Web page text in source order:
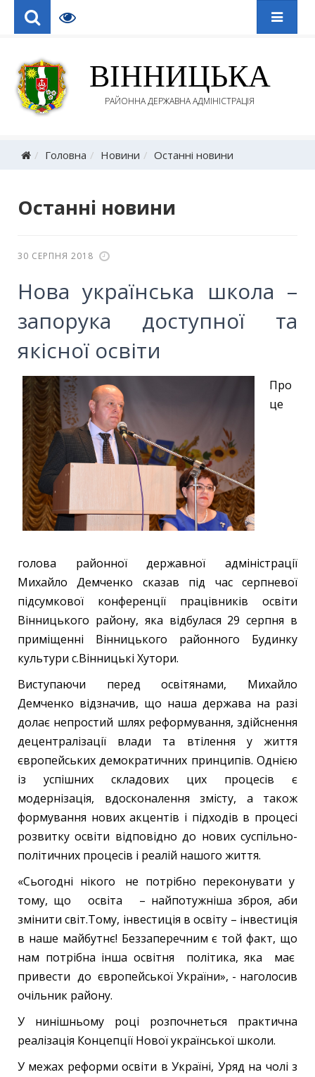
ВІННИЦЬКА
РАЙОННА ДЕРЖАВНА АДМІНІСТРАЦІЯ
Головна Новини Останні новини
Останні новини
30 СЕРПНЯ 2018
Нова українська школа –
запорука доступної та
якісної освіти
Про
це
голова районної державної адміністрації
Михайло Демченко сказав під час серпневої
підсумкової конференції працівників освіти
Вінницького району, яка відбулася 29 серпня в
приміщенні Вінницького районного Будинку
культури с.Вінницькі Хутори.
Виступаючи перед освітянами, Михайло
Демченко відзначив, що наша держава на разі
долає непростий шлях реформування, здійснення
децентралізації влади та втілення у життя
європейських демократичних принципів. Однією
із успішних складових цих процесів є
модернізація, вдосконалення змісту, а також
формування нових акцентів і підходів в процесі
розвитку освіти відповідно до нових суспільно-
політичних процесів і реалій нашого життя.
«Сьогодні нікого не потрібно переконувати у
тому, що освіта – найпотужніша зброя, аби
змінити світ.Тому, інвестиція в освіту – інвестиція
в наше майбутнє! Беззаперечним є той факт, що
нам потрібна інша освітня політика, яка має
привести до європейської України», - наголосив
очільник району.
У нинішньому році розпочнеться практична
реалізація Концепції Нової української школи.
У межах реформи освіти в Україні, Уряд на чолі з